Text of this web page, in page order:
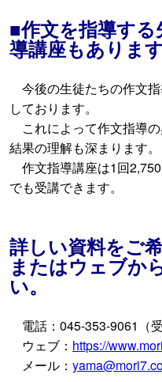
■作文を指導す
導講座もあります
今後の生徒たちの作文
しております。
これによって作文指導
結果の理解も深まります。
作文指導講座は1回
でも受講できます。
詳しい資料をご
またはウェブか
い。
電話：045-353-9061（
ウェブ： https://
メール：